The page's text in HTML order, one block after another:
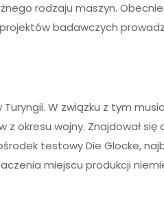
rodzaju maszyn.
badawczych
W związku z tym
okresu wojny. Znajdował się
testowy Die Glocke,
miejscu produkcji